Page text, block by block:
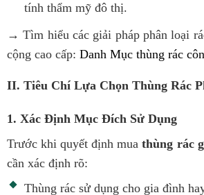
tính thẩm mỹ đô thị.
→ Tìm hiểu các giải pháp phân loại
cộng cao cấp: Danh Mục thùng rác
II. Tiêu Chí Lựa Chọn Thùng Rác
1. Xác Định Mục Đích Sử Dụng
Trước khi quyết định muathùng rác
cần xác định rõ:
Thùng rác sử dụng cho gia đình